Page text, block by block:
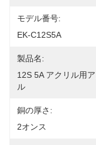
モデル番号:
EK-C12S5A
製品名:
12S 5A アクリル用
ル
銅の厚さ:
2オンス